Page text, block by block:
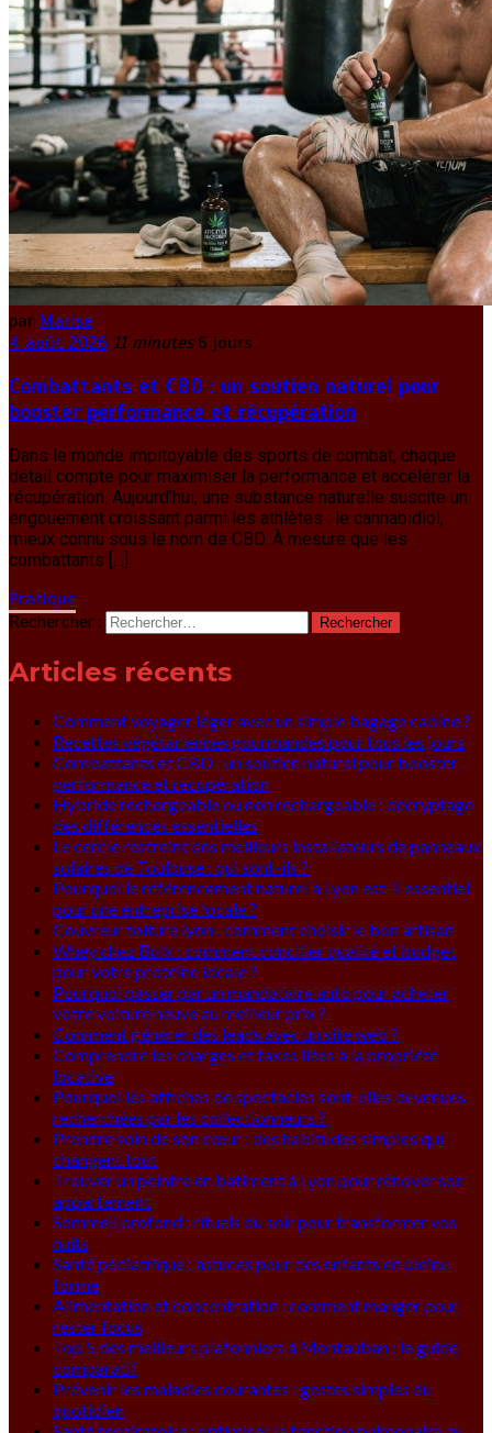
par Marise
4 août 2026 11 minutes 6 jours
Combattants et CBD : un soutien naturel pour
booster performance et récupération
Dans le monde impitoyable des sports de combat, chaque
détail compte pour maximiser la performance et accélérer la
récupération. Aujourd’hui, une substance naturelle suscite un
engouement croissant parmi les athlètes : le cannabidiol,
mieux connu sous le nom de CBD. À mesure que les
combattants […]
Pratique
Rechercher :
Articles récents
Comment voyager léger avec un simple bagage cabine ?
Recettes végétariennes gourmandes pour tous les jours
Combattants et CBD : un soutien naturel pour booster
performance et récupération
Hybride rechargeable ou non rechargeable : décryptage
des différences essentielles
Le cercle restreint des meilleurs installateurs de panneaux
solaires de Toulouse : qui sont-ils ?
Pourquoi le référencement naturel à Lyon est-il essentiel
pour une entreprise locale ?
Couvreur toiture lyon : comment choisir le bon artisan
Whey chez Bulk : comment concilier qualité et budget
pour votre protéine idéale ?
Pourquoi passer par un mandataire auto pour acheter
votre voiture neuve au meilleur prix ?
Comment générer des leads avec un site web ?
Comprendre les charges et taxes liées à la propriété
locative
Pourquoi les affiches de spectacles sont-elles devenues
recherchées par les collectionneurs ?
Prendre soin de son cœur : des habitudes simples qui
changent tout
Trouver un peintre en batiment à Lyon pour rénover son
appartement
Sommeil profond : rituels du soir pour transformer vos
nuits
Santé pédiatrique : astuces pour des enfants en pleine
forme
Alimentation et concentration : comment manger pour
rester focus
Top 5 des meilleurs plafonniers à Montauban : le guide
comparatif
Prévenir les maladies courantes : gestes simples du
quotidien